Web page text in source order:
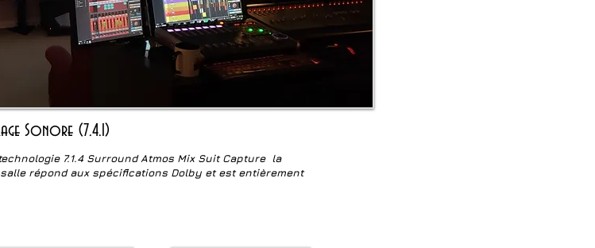
Sonore (7.4.1)
7.1.4 Surround Atmos Mix Suit Capture la
répond aux spécifications Dolby et est entièrement